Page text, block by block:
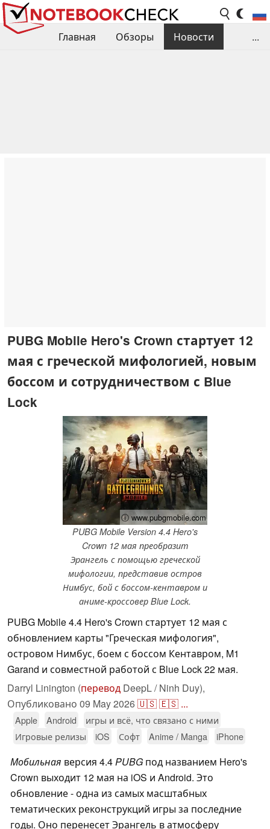
Главная Обзоры
Новости
...
PUBG Mobile Hero's Crown стартует 12
мая с греческой мифологией, новым
боссом и сотрудничеством с Blue
Lock
ⓘ www.pubgmobile.com
PUBG Mobile Version 4.4 Hero's
Crown 12 мая преобразит
Эрангель с помощью греческой
мифологии, представив остров
Нимбус, бой с боссом-кентавром и
аниме-кроссовер Blue Lock.
PUBG Mobile 4.4 Hero's Crown стартует 12 мая с
обновлением карты "Греческая мифология",
островом Нимбус, боем с боссом Кентавром, M1
Garand и совместной работой с Blue Lock 22 мая.
Darryl Linington (перевод DeepL / Ninh Duy),
Опубликовано 09 May 2026🇺🇸🇪🇸 ...
Apple Android
игры и всё, что связано с ними
Игровые релизы
iOS Софт Anime / Manga iPhone
Мобильная версия 4.4PUBG под названием Hero's
Crown выходит 12 мая на iOS и Android. Это
обновление - одна из самых масштабных
тематических реконструкций игры за последние
годы. Оно перенесет Эрангель в атмосферу